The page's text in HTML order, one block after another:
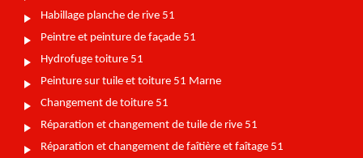
Habillage planche de rive 51
Peintre et peinture de façade 51
Hydrofuge toiture 51
Peinture sur tuile et toiture 51 Marne
Changement de toiture 51
Réparation et changement de tuile de rive 51
Réparation et changement de faîtière et faîtage 51